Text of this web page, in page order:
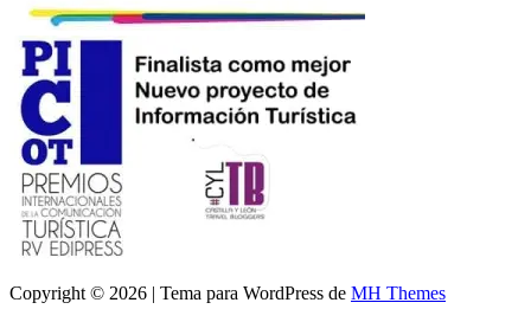
Copyright © 2026 | Tema para WordPress de MH Themes